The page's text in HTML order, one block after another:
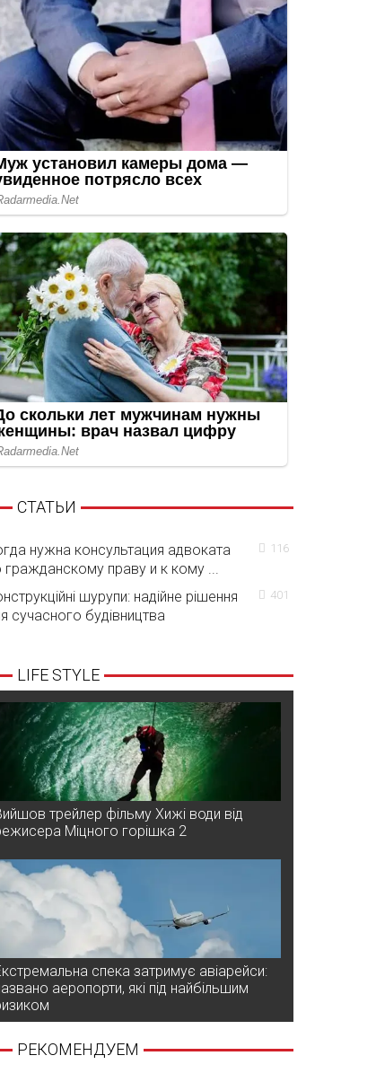
СТАТЬИ
нужна консультация адвоката
гражданскому праву и к кому ...
116
шурупи: надійне рішення
сучасного будівництва
401
LIFE STYLE
трейлер фільму Хижі води від
Міцного горішка 2
спека затримує авіарейси:
аеропорти, які під найбільшим
РЕКОМЕНДУЕМ